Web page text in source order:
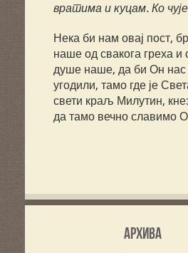
вратима и куцам. Ко
Нека би нам овај пост,
наше од свакога греха
душе наше, да би Он нас
угодили, тамо где је
свети краљ Милутин,
да тамо вечно славимо
Архива